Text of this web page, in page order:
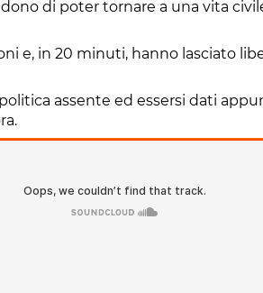
di poter tornare a una vita
e, in 20 minuti, hanno lasciato
assente ed essersi dati